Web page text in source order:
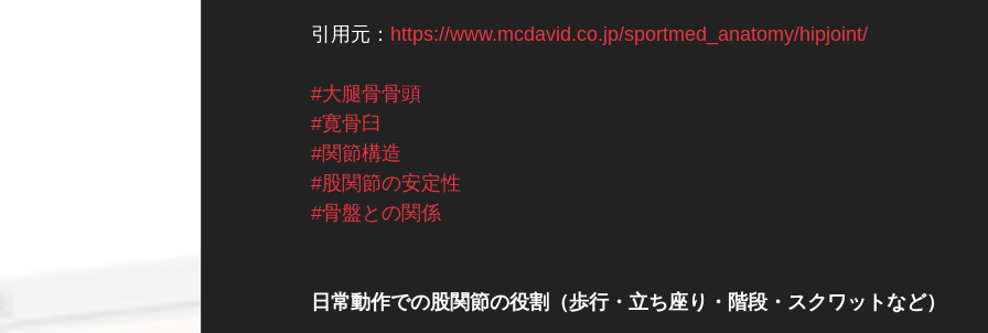
引用元： https://www.mcdavid.co.jp/sportmed_anatomy/hipjoint/
#大腿骨骨頭
#寛骨臼
#関節構造
#股関節の安定性
#骨盤との関係
日常動作での股関節の役割（歩行・立ち座り・階段・スクワットなど）